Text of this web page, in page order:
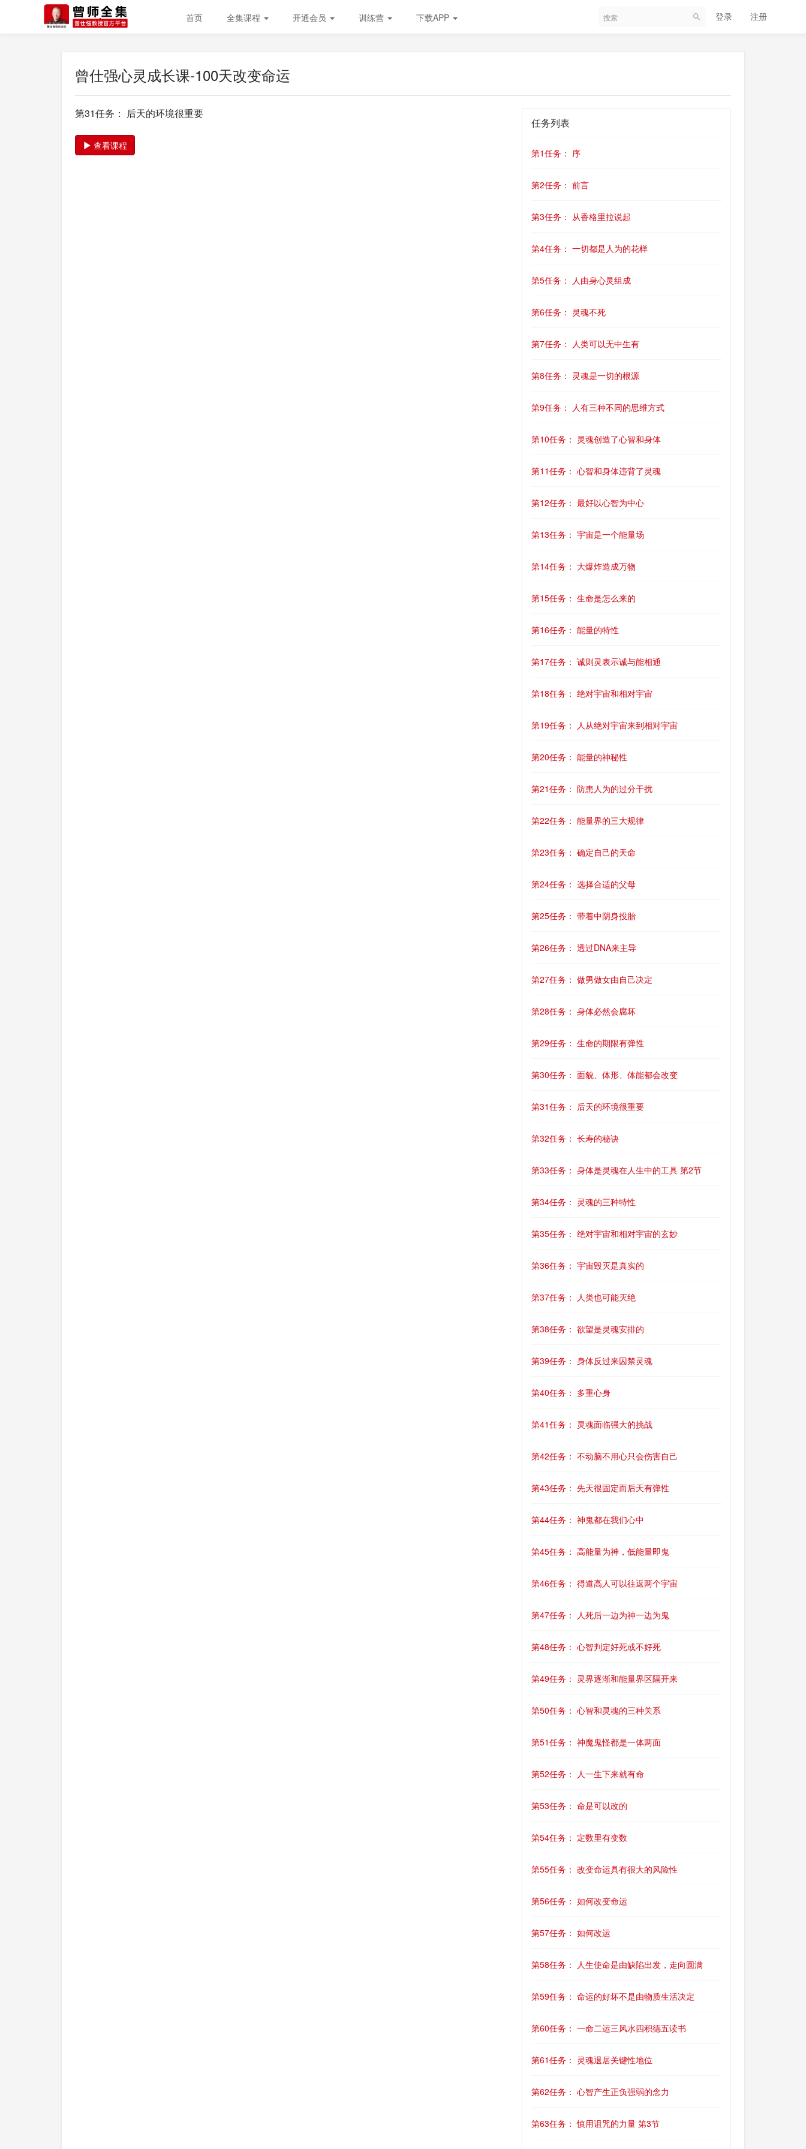
首页 全集课程 开通会员 训练营 下载APP 登录 注册
曾仕强心灵成长课-100天改变命运
第31任务： 后天的环境很重要
查看课程
任务列表
第1任务： 序
第2任务： 前言
第3任务： 从香格里拉说起
第4任务： 一切都是人为的花样
第5任务： 人由身心灵组成
第6任务： 灵魂不死
第7任务： 人类可以无中生有
第8任务： 灵魂是一切的根源
第9任务： 人有三种不同的思维方式
第10任务： 灵魂创造了心智和身体
第11任务： 心智和身体违背了灵魂
第12任务： 最好以心智为中心
第13任务： 宇宙是一个能量场
第14任务： 大爆炸造成万物
第15任务： 生命是怎么来的
第16任务： 能量的特性
第17任务： 诚则灵表示诚与能相通
第18任务： 绝对宇宙和相对宇宙
第19任务： 人从绝对宇宙来到相对宇宙
第20任务： 能量的神秘性
第21任务： 防患人为的过分干扰
第22任务： 能量界的三大规律
第23任务： 确定自己的天命
第24任务： 选择合适的父母
第25任务： 带着中阴身投胎
第26任务： 透过DNA来主导
第27任务： 做男做女由自己决定
第28任务： 身体必然会腐坏
第29任务： 生命的期限有弹性
第30任务： 面貌、体形、体能都会改变
第31任务： 后天的环境很重要
第32任务： 长寿的秘诀
第33任务： 身体是灵魂在人生中的工具 第2节
第34任务： 灵魂的三种特性
第35任务： 绝对宇宙和相对宇宙的玄妙
第36任务： 宇宙毁灭是真实的
第37任务： 人类也可能灭绝
第38任务： 欲望是灵魂安排的
第39任务： 身体反过来囚禁灵魂
第40任务： 多重心身
第41任务： 灵魂面临强大的挑战
第42任务： 不动脑不用心只会伤害自己
第43任务： 先天很固定而后天有弹性
第44任务： 神鬼都在我们心中
第45任务： 高能量为神，低能量即鬼
第46任务： 得道高人可以往返两个宇宙
第47任务： 人死后一边为神一边为鬼
第48任务： 心智判定好死或不好死
第49任务： 灵界逐渐和能量界区隔开来
第50任务： 心智和灵魂的三种关系
第51任务： 神魔鬼怪都是一体两面
第52任务： 人一生下来就有命
第53任务： 命是可以改的
第54任务： 定数里有变数
第55任务： 改变命运具有很大的风险性
第56任务： 如何改变命运
第57任务： 如何改运
第58任务： 人生使命是由缺陷出发，走向圆满
第59任务： 命运的好坏不是由物质生活决定
第60任务： 一命二运三风水四积德五读书
第61任务： 灵魂退居关键性地位
第62任务： 心智产生正负强弱的念力
第63任务： 慎用诅咒的力量 第3节